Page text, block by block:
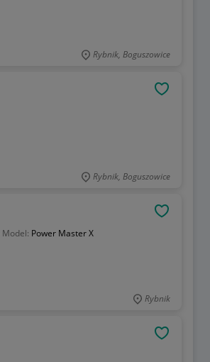
Rybnik, Boguszowice
Rybnik, Boguszowice
Model: Power Master X
Rybnik